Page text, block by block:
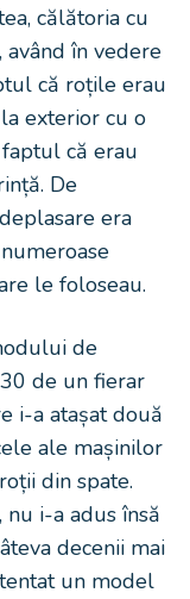
călătoria cu
în vedere
că roțile erau
exterior cu o
că erau
De
era
le foloseau.
de
de un fierar
i-a atașat două
ale mașinilor
din spate.
i-a adus însă
decenii mai
un model